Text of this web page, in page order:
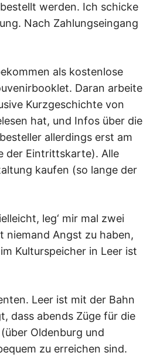
werden. Ich schicke
Nach Zahlungseingang
als kostenlose
Daran arbeite
Kurzgeschichte von
hat, und Infos über die
allerdings erst am
der Eintrittskarte). Alle
kaufen (so lange der
leg‘ mir mal zwei
niemand Angst zu haben,
Kulturspeicher in Leer ist
Leer ist mit der Bahn
dass abends Züge für die
Oldenburg und
zu erreichen sind.